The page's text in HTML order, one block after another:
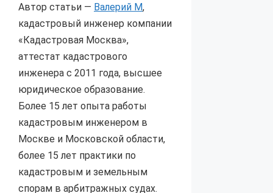
Автор статьи — Валерий М,
кадастровый инженер компании
«Кадастровая Москва»,
аттестат кадастрового
инженера с 2011 года, высшее
юридическое образование.
Более 15 лет опыта работы
кадастровым инженером в
Москве и Московской области,
более 15 лет практики по
кадастровым и земельным
спорам в арбитражных судах.